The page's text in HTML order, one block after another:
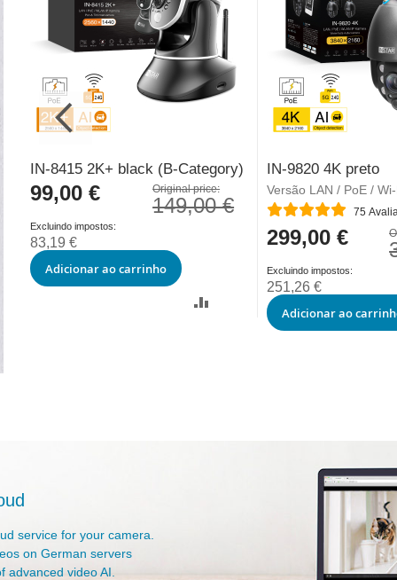
IN-8415 2K+ black (B-Category)
Original price:
149,00 €
Special
Price
99,00 €
83,19 €
Adicionar ao carrinho
IN-9820 4K preto
Versão LAN / PoE /
Classificação:
75
Special
Price
299,00 €
251,26 €
Adicionar ao
service for your camera.
on German servers
advanced video AI.